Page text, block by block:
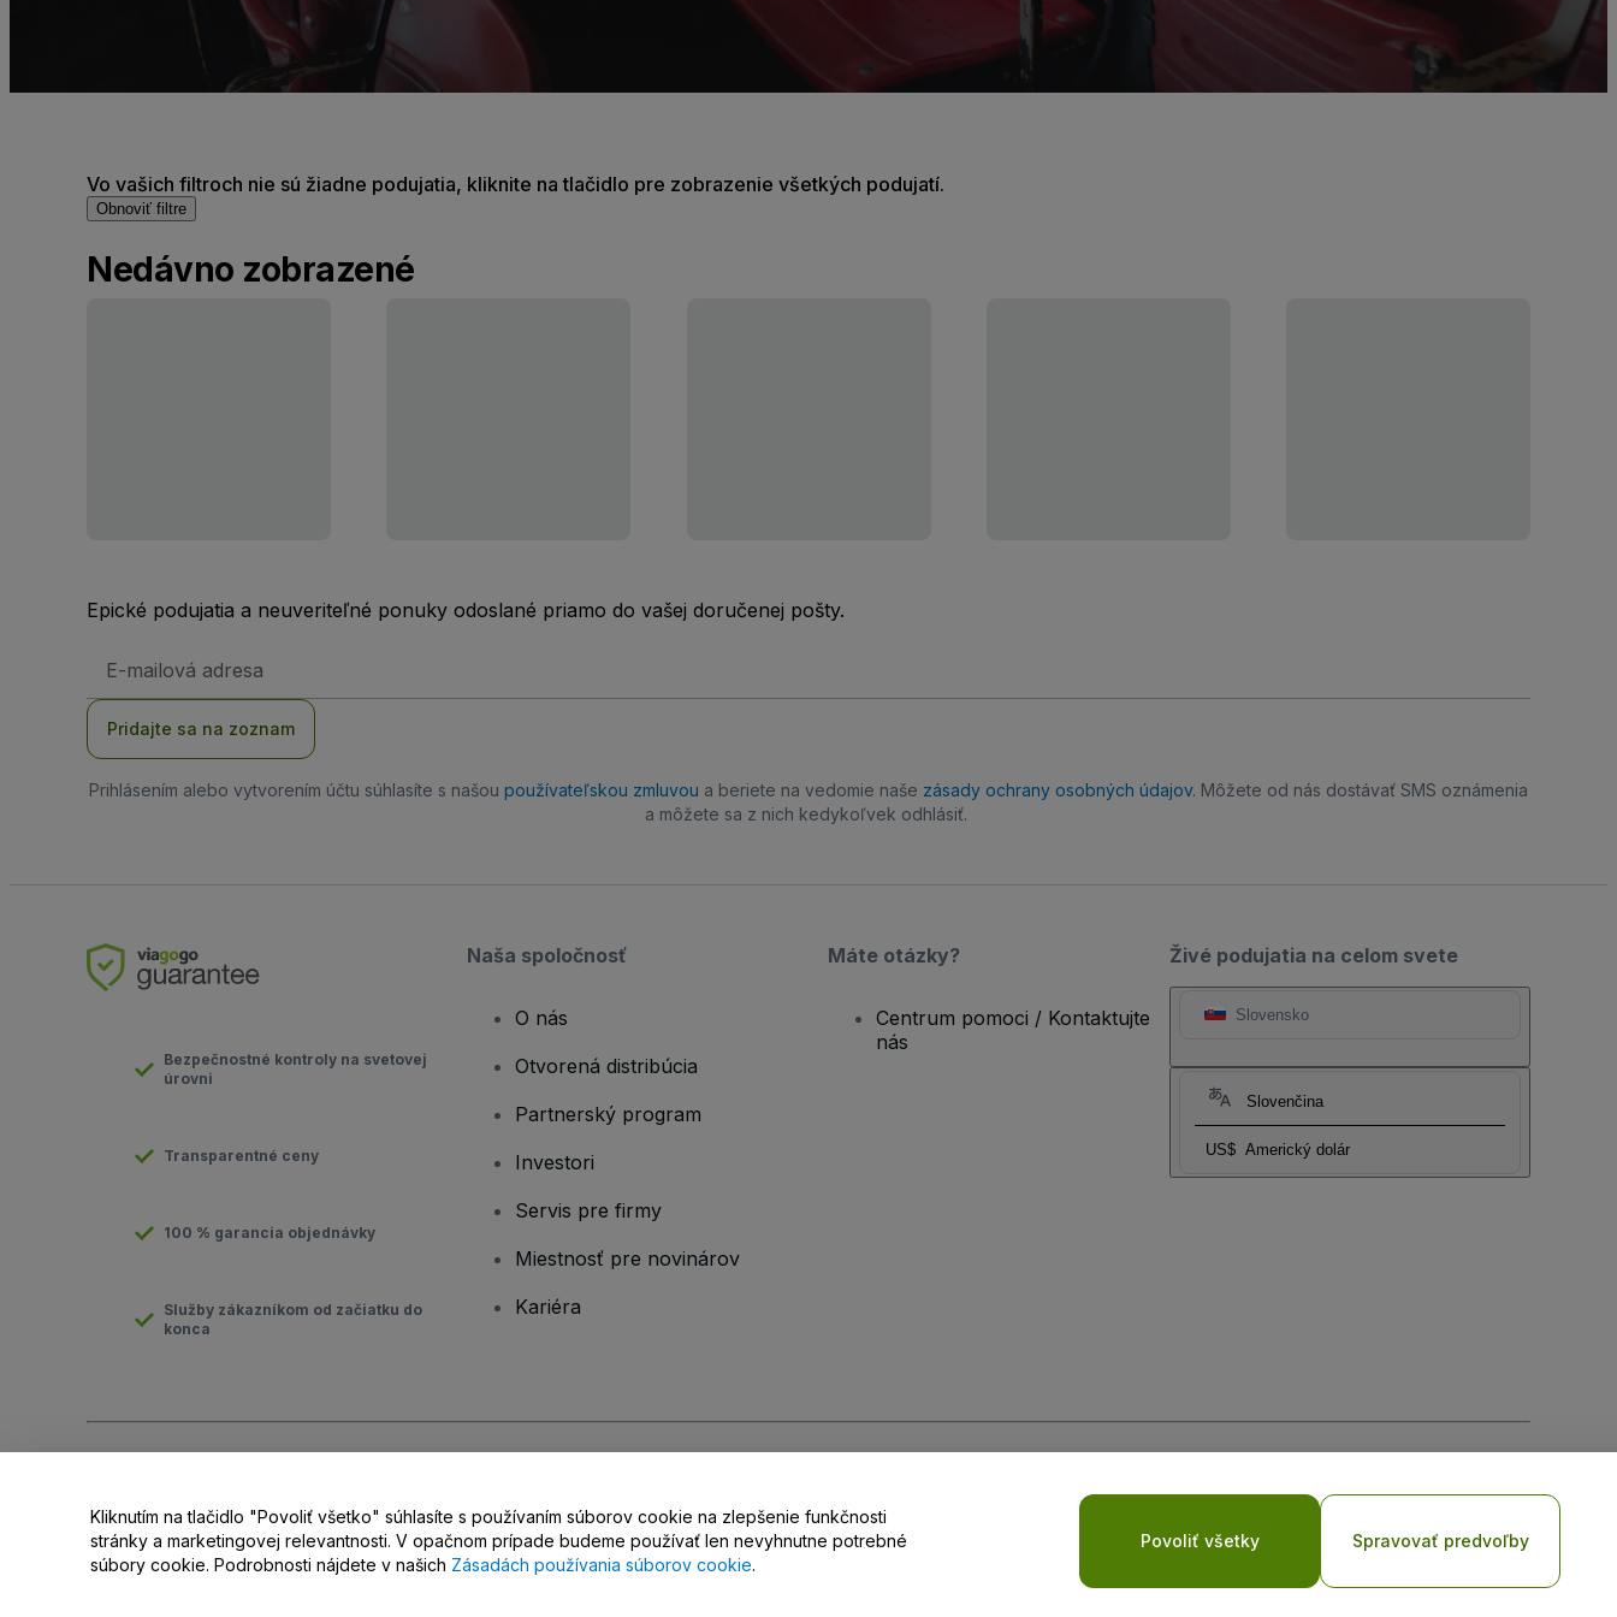
Vo vašich filtroch nie sú žiadne podujatia, kliknite na tlačidlo pre zobrazenie všetkých podujatí.
Obnoviť filtre
Nedávno zobrazené
Epické podujatia a neuveriteľné ponuky odoslané priamo do vašej doručenej pošty.
mailová
Pridajte sa na zoznam
Prihlásením alebo vytvorením účtu súhlasíte s našou používateľskou zmluvou a beriete na vedomie naše zásady ochrany osobných údajov. Môžete od nás dostávať SMS oznámenia
a môžete sa z nich kedykoľvek odhlásiť.
Živé podujatia na celom svete
Slovensko
Slovenčina
US$ Americký dolár
Bezpečnostné kontroly na svetovej
úrovni
Transparentné ceny
100 % garancia objednávky
Služby zákazníkom od začiatku do
konca
Naša spoločnosť
O nás
Otvorená distribúcia
Partnerský program
Investori
Servis pre firmy
Miestnosť pre novinárov
Kariéra
Máte otázky?
Centrum pomoci / Kontaktujte
nás
Zásadami používania súborov cookieaZásadami ochrany osobných údajov pre
mobilné zariadeniaDo Not Share My Personal Information/Your Privacy Choices
Kliknutím na tlačidlo "Povoliť všetko" súhlasíte s používaním súborov cookie na zlepšenie funkčnosti
stránky a marketingovej relevantnosti. V opačnom prípade budeme používať len nevyhnutne potrebné
súbory cookie. Podrobnosti nájdete v našich Zásadách používania súborov cookie.
Povoliť všetky Spravovať predvoľby